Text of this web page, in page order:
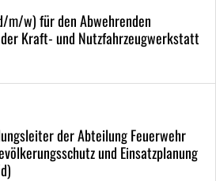
m/w) für den Abwehrenden
Kraft- und Nutzfahrzeugwerkstatt
der Abteilung Feuerwehr
und Einsatzplanung